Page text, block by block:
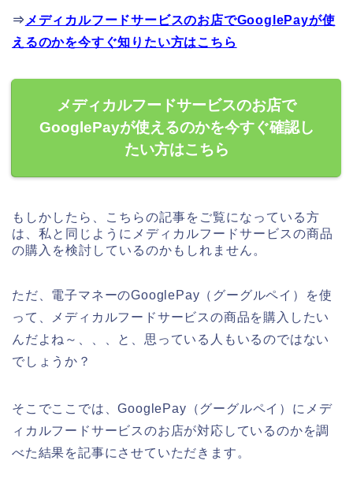
⇒ メディカルフードサービスのお店でGooglePayが使
えるのかを今すぐ知りたい方はこちら
メディカルフードサービスのお店で
GooglePayが使えるのかを今すぐ確認し
たい方はこちら
もしかしたら、こちらの記事をご覧になっている方
は、私と同じようにメディカルフードサービスの商品
の購入を検討しているのかもしれません。
ただ、電子マネーのGooglePay（グーグルペイ）を使
って、メディカルフードサービスの商品を購入したい
んだよね～、、、と、思っている人もいるのではない
でしょうか？
そこでここでは、GooglePay（グーグルペイ）にメデ
ィカルフードサービスのお店が対応しているのかを調
べた結果を記事にさせていただきます。